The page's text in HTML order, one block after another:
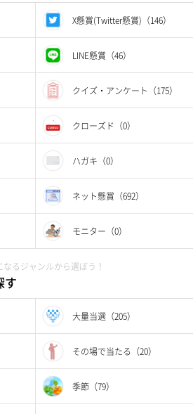
X懸賞(Twitter懸賞)（146）
LINE懸賞（46）
クイズ・アンケート（175）
クローズド（0）
ハガキ（0）
ネット懸賞（692）
モニター（0）
るジャンルから選ぼう！
す
大量当選（205）
その場で当たる（20）
季節（79）